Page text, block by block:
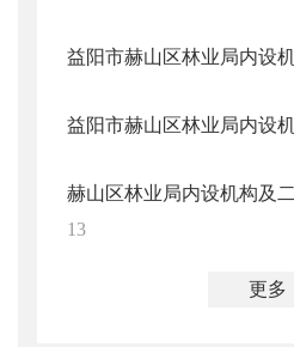
益阳市赫山区林业局内设
益阳市赫山区林业局内设
赫山区林业局内设机构及
13
更多